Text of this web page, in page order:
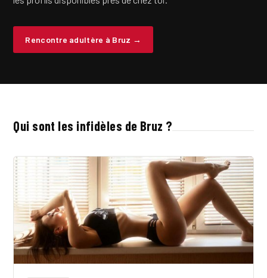
Rencontre adultère à Bruz →
Qui sont les infidèles de Bruz ?